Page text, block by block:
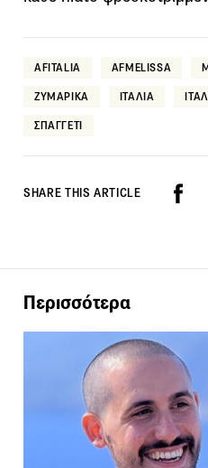
AFITALIA AFMELISSA
ΖΥΜΑΡΙΚΑ ΙΤΑΛΙΑ
ΣΠΑΓΓΕΤΙ
SHARE THIS ARTICLE
Περισσότερα